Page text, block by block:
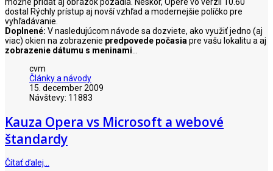
možné pridať aj obrázok pozadia. Neskôr, Opere vo verzií 10.60
dostal Rýchly prístup aj novší vzhľad a modernejšie políčko pre
vyhľadávanie.
Doplnené: V nasledujúcom návode sa dozviete, ako využiť jedno (aj
viac) okien na zobrazenie predpovede počasiapre vašu lokalitu a aj
zobrazenie dátumu s meninami...
cvm
Články a návody
15. december 2009
Návštevy: 11883
Kauza Opera vs Microsoft a webové
štandardy
Čítať ďalej…